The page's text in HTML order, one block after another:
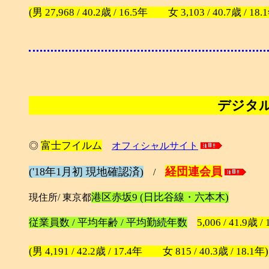
(男 27,968 / 40.2歳 / 16.5年 女 3,103 / 40.7歳 /
デジタ
◎ 富士フイルム オフィシャルサイト
('18年1月初 現地確認済) / 経団連会員
現住所/ 東京都港区赤坂9 (日比谷線・六本木)
従業員数 / 平均年齢 / 平均勤続年数 5,006 / 41.9歳 /
(男 4,191 / 42.2歳 / 17.4年 女 815 / 40.3歳 / 18.1年)